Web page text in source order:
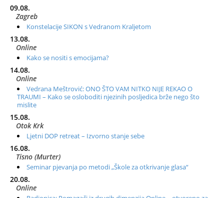
09.08.
Zagreb
Konstelacije SIKON s Vedranom Kraljetom
13.08.
Online
Kako se nositi s emocijama?
14.08.
Online
Vedrana Meštrović: ONO ŠTO VAM NITKO NIJE REKAO O
TRAUMI – Kako se osloboditi njezinih posljedica brže nego što
mislite
15.08.
Otok Krk
Ljetni DOP retreat – Izvorno stanje sebe
16.08.
Tisno (Murter)
Seminar pjevanja po metodi „Škole za otkrivanje glasa“
20.08.
Online